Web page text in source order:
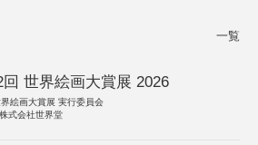
一覧
回 世界絵画大賞展 2026
絵画大賞展 実行委員会
式会社世界堂